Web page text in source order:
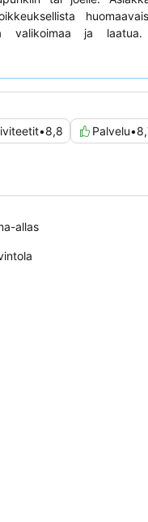
valikoimaa ja laatua.
•8,8 Palvelu•
allas